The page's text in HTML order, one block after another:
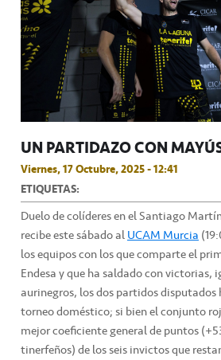
UN PARTIDAZO CON
Viernes, 17 Octubre, 2025 - 12:41
ETIQUETAS:
Duelo de colíderes en el Santiago
recibe este sábado alUCAM Murcia
los equipos con los que comparte el
Endesa y que ha saldado con victorias,
aurinegros, los dos partidos disputados
torneo doméstico; si bien el conjunto
mejor coeficiente general de puntos
tinerfeños) de los seis invictos que